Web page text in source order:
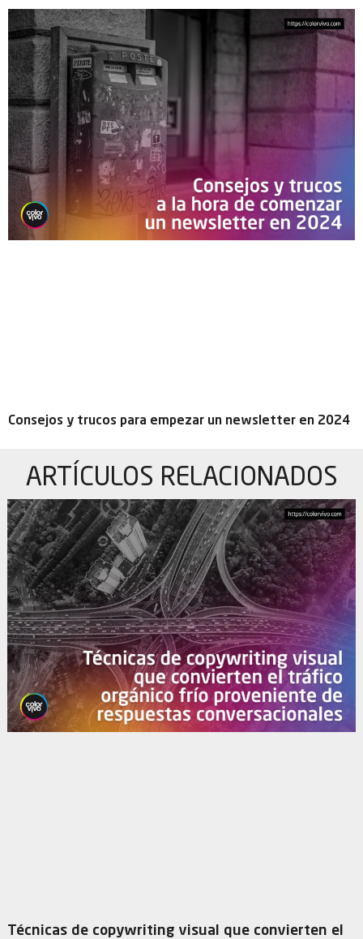
Consejos y trucos para empezar un newsletter en 2024
ARTÍCULOS RELACIONADOS
Técnicas de copywriting visual que convierten el